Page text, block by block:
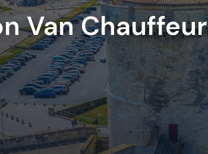
Van Chauffeur